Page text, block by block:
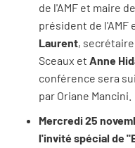
de l'AMF et maire
président de l'AMF
Laurent,
Sceaux et Anne
conférence sera
par Oriane Mancini.
Mercredi 25
l'invité spécial de